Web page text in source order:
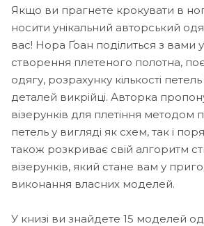
Якщо ви прагнете крокувати в
носити унікальний авторський
вас! Нора Ґоан поділиться з вами
створення плетеного полотна,
одягу, розрахунку кількості петель
деталей викрійці. Авторка
візерунків для плетіння
петель у вигляді як схем, так і
також розкриває свій алгоритм
візерунків, який стане вам у
виконання власних моделей.
У книзі ви знайдете 15 моделей